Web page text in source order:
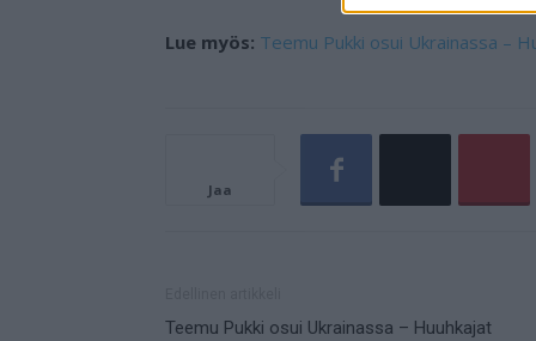
Lue myös: Teemu Pukki osui Ukrainassa –
Jaa
Teemu Pukki osui Ukrainassa – Huuhkajat